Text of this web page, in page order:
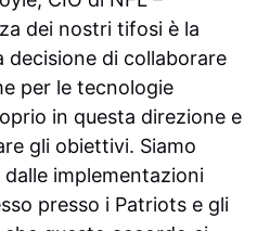
dei nostri tifosi è la
decisione di collaborare
per le tecnologie
in questa direzione e
gli obiettivi. Siamo
implementazioni
presso i Patriots e gli